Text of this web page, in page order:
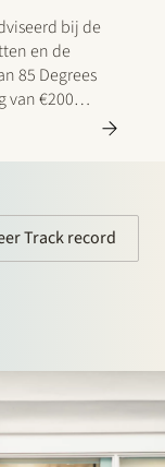
bij de
en de
85 Degrees
van €200
Track record